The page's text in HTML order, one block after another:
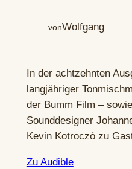
vonWolfgang
In der achtzehnten
langjähriger
der Bumm Film –
Sounddesigner
Kevin Kotroczó zu
Zu Audible